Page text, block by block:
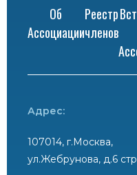
Об
Ассоциации
Реестр
членов
Адрес:
107014, г.Москва,
ул.Жебрунова, д.6